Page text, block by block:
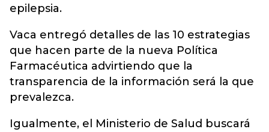
epilepsia.
Vaca entregó detalles de las 10 estrategias
que hacen parte de la nueva Política
Farmacéutica advirtiendo que la
transparencia de la información será la que
prevalezca.
Igualmente, el Ministerio de Salud buscará